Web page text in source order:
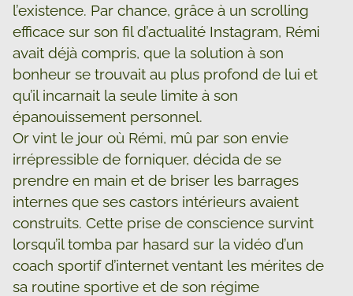
l’existence. Par chance, grâce à un scrolling
efficace sur son fil d’actualité Instagram, Rémi
avait déjà compris, que la solution à son
bonheur se trouvait au plus profond de lui et
qu’il incarnait la seule limite à son
épanouissement personnel.
Or vint le jour où Rémi, mû par son envie
irrépressible de forniquer, décida de se
prendre en main et de briser les barrages
internes que ses castors intérieurs avaient
construits. Cette prise de conscience survint
lorsqu’il tomba par hasard sur la vidéo d’un
coach sportif d’internet ventant les mérites de
sa routine sportive et de son régime